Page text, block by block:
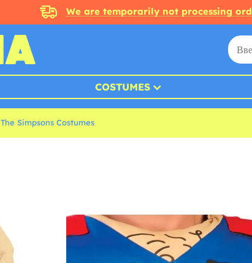
We are temporarily not processing
COSTUMES
The Simpsons Costumes